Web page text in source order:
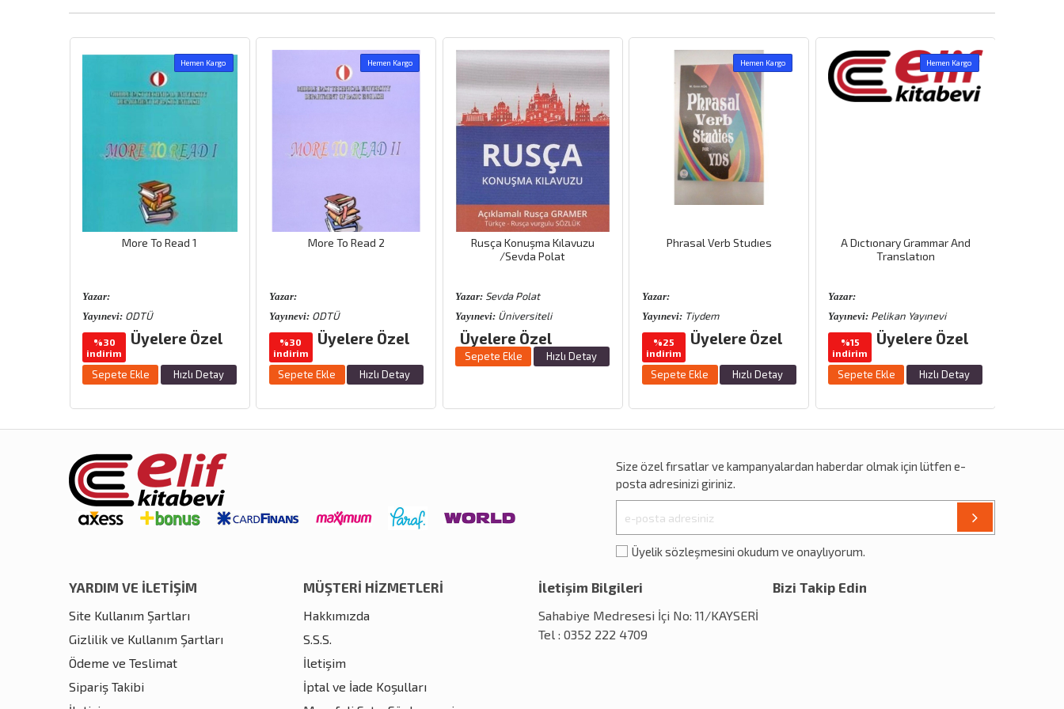
Hemen Kargo
More To Read 1
Yazar:
Yayınevi: ODTÜ
%30
indirim
Üyelere Özel
Sepete Ekle Hızlı Detay
Hemen Kargo
More To Read 2
Yazar:
Yayınevi:ODTÜ
%30
indirim
Üyelere Özel
Sepete Ekle Hızlı Detay
Rusça Konuşma Kılavuzu
/Sevda Polat
Yazar: Sevda Polat
Yayınevi: Üniversiteli
Üyelere Özel
Sepete Ekle Hızlı Detay
Hemen Kargo
Phrasal Verb Studıes
Yazar:
Yayınevi:Tiydem
%25
indirim
Üyelere Özel
Sepete Ekle Hızlı Detay
Hemen Kargo
A Dıctıonary Grammar And
Translatıon
Yazar:
Yayınevi: Pelikan Yayınevi
%15
indirim
Üyelere Özel
Sepete Ekle Hızlı Detay
Size özelfırsatlarvekampanyalardan haberdar olmak için lütfen e-
posta adresinizi giriniz.
Üyelik sözleşmesini okudum ve onaylıyorum.
YARDIM VE İLETİŞİM
Site Kullanım Şartları
Gizlilik ve Kullanım Şartları
Ödeme ve Teslimat
Sipariş Takibi
MÜŞTERİ HİZMETLERİ
Hakkımızda
S.S.S.
İletişim
İptal ve İade Koşulları
İletişim Bilgileri
Sahabiye Medresesi İçi No: 11/KAYSERİ
Tel : 0352 222 4709
Bizi Takip Edin